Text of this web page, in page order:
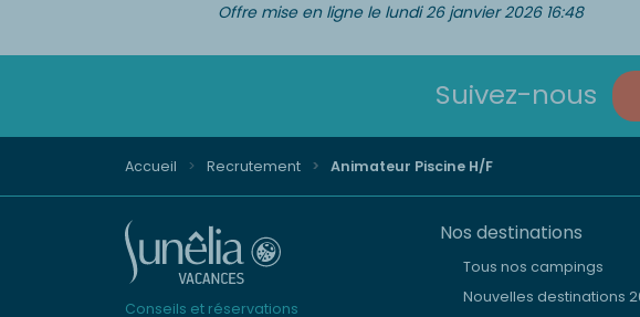
Offre mise en ligne le lundi 26 janvier 2026 16:48
Suivez-nous
Accueil Recrutement Animateur Piscine H/F
Conseils et réservations
Nos destinations
Tous nos campings
Nouvelles destinations